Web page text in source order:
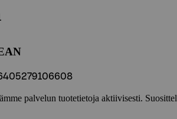
palvelun tuotetietoja aktiivisesti.